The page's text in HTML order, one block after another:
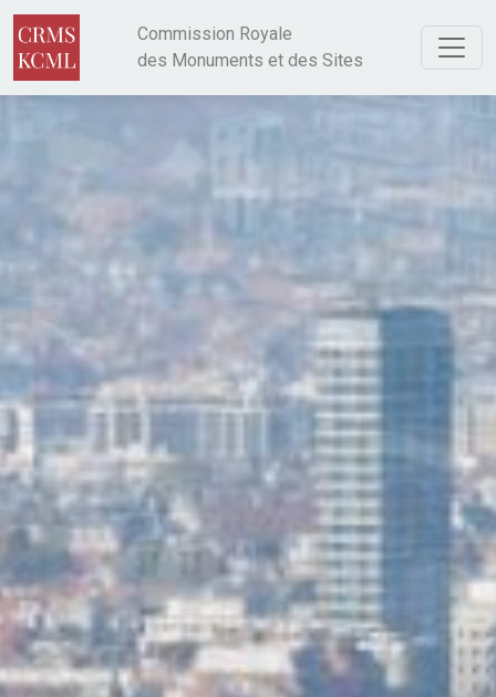
Aller au contenu principal
Commission Royale
des Monuments et des Sites